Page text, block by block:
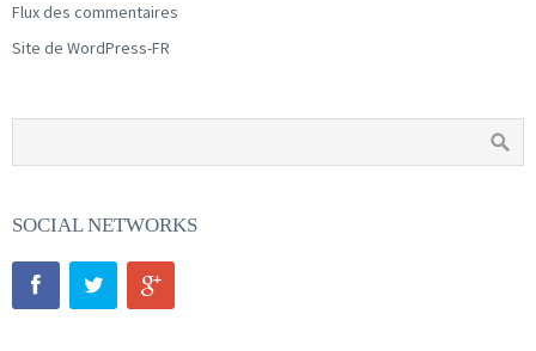
Flux des commentaires
Site de WordPress-FR
SOCIAL NETWORKS